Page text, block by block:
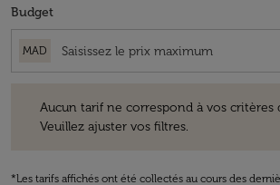
Budget
MAD
Aucun tarif ne correspond à vos critères
Veuillez ajuster vos filtres.
*Les tarifs affichés ont été collectés au cours des